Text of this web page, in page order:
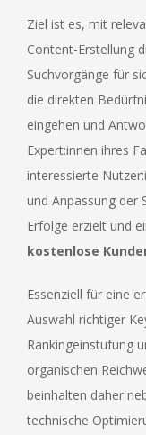
Ziel ist es, mit
Content-Erstellung
Suchvorgänge für
die direkten
eingehen und
Expert:innen ihres
interessierte
und Anpassung der
Erfolge erzielt und
kostenlose
Essenziell für eine
Auswahl richtiger
Rankingeinstufung
organischen
beinhalten daher
technische